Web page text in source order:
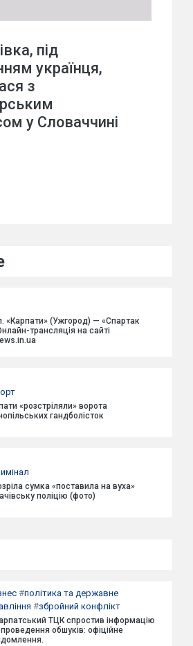
під
українця,
з
у Словаччині
«Карпати» (Ужгород) — «Спартак
трансляція на сайті
«розстріляли» ворота
гандболісток
сумка «поставила на вуха»
поліцію (фото)
#політика та державне
#збройний конфлікт
ТЦК спростив інформацію
обшуків: офіційне